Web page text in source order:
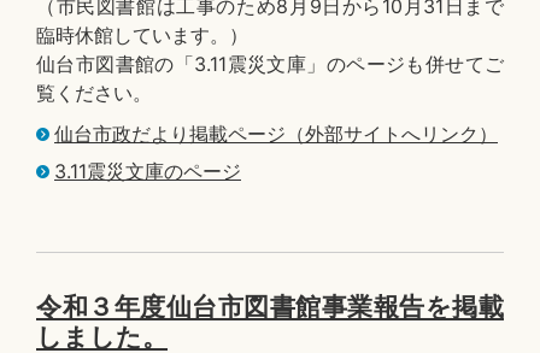
（市民図書館は工事のため8月9日から10月31日まで
臨時休館しています。）
仙台市図書館の「3.11震災文庫」のページも併せてご
覧ください。
仙台市政だより掲載ページ（外部サイトへリンク）
3.11震災文庫のページ
令和３年度仙台市図書館事業報告を掲載
しました。